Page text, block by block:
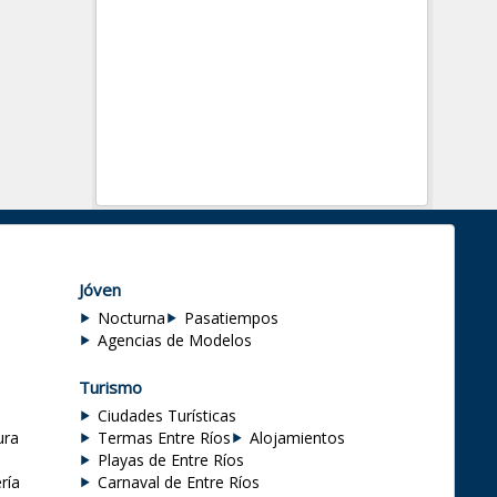
Jóven
Nocturna
Pasatiempos
Agencias de Modelos
Turismo
Ciudades Turísticas
Termas Entre Ríos
Alojamientos
Playas de Entre Ríos
Carnaval de Entre Ríos